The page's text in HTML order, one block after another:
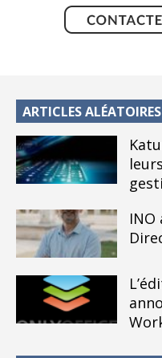
ARTICLES ALÉATOIRES
INO